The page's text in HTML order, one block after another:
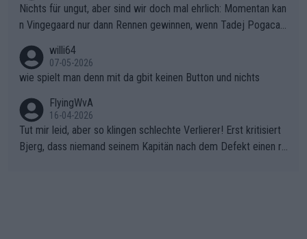
Nichts für ungut, aber sind wir doch mal ehrlich: Momentan kan
n Vingegaard nur dann Rennen gewinnen, wenn Tadej Pogacar
willi64
07-05-2026
wie spielt man denn mit da gbit keinen Button und nichts
FlyingWvA
16-04-2026
Tut mir leid, aber so klingen schlechte Verlierer! Erst kritisiert
Bjerg, dass niemand seinem Kapitän nach dem Defekt einen ro